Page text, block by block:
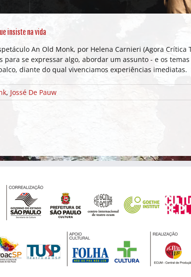
insiste na vida
An Old Monk, por Helena Carnieri (Agora
para se expressar algo, abordar um assunto - e os
diante do qual vivenciamos experiências imediatas.
, Jossé De Pauw